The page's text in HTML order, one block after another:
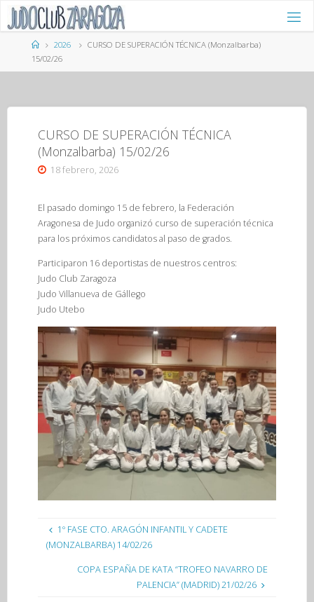
Saltar
contenidoPágina
de
Inicio
2026
CURSO DE SUPERACIÓN TÉCNICA (Monzalbarba)
15/02/26
CURSO DE SUPERACIÓN TÉCNICA
(Monzalbarba) 15/02/26
18 febrero, 2026
El pasado domingo 15 de febrero, la Federación
Aragonesa de Judo organizó curso de superación técnica
para los próximos candidatos al paso de grados.
Participaron 16 deportistas de nuestros centros:
Judo Club Zaragoza
Judo Villanueva de Gállego
Judo Utebo
1º FASE CTO. ARAGÓN INFANTIL Y CADETE
(MONZALBARBA) 14/02/26
COPA ESPAÑA DE KATA “TROFEO NAVARRO DE
PALENCIA” (MADRID) 21/02/26